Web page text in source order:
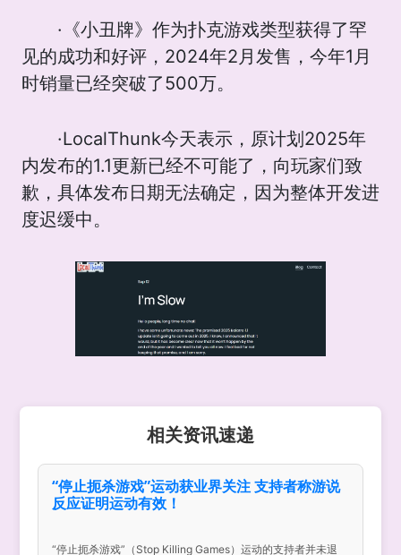
·《小丑牌》作为扑克游戏类型获得了罕
见的成功和好评，2024年2月发售，今年1月
时销量已经突破了500万。
·LocalThunk今天表示，原计划2025年
内发布的1.1更新已经不可能了，向玩家们致
歉，具体发布日期无法确定，因为整体开发进
度迟缓中。
相关资讯速递
“停止扼杀游戏”运动获业界关注 支持者称游说
反应证明运动有效！
“停止扼杀游戏”（Stop Killing Games）运动的支持者并未退